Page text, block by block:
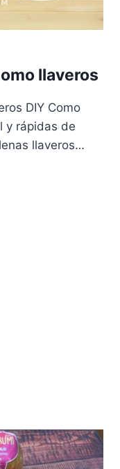
llaveros
DIY Como
y rápidas de
llaveros…